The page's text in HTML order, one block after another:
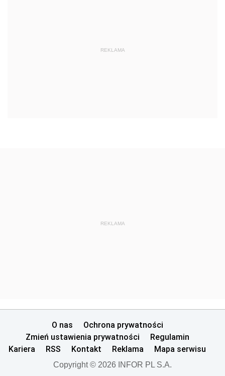
REKLAMA
REKLAMA
O nas
Ochrona prywatności
Zmień ustawienia prywatności
Regulamin
Kariera
RSS Kontakt Reklama Mapa serwisu
Copyright © 2026 INFOR PL S.A.